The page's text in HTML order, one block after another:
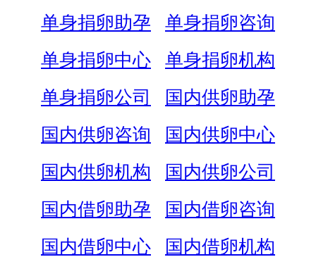
单身捐卵助孕
单身捐卵咨询
单身捐卵中心
单身捐卵机构
单身捐卵公司
国内供卵助孕
国内供卵咨询
国内供卵中心
国内供卵机构
国内供卵公司
国内借卵助孕
国内借卵咨询
国内借卵中心
国内借卵机构